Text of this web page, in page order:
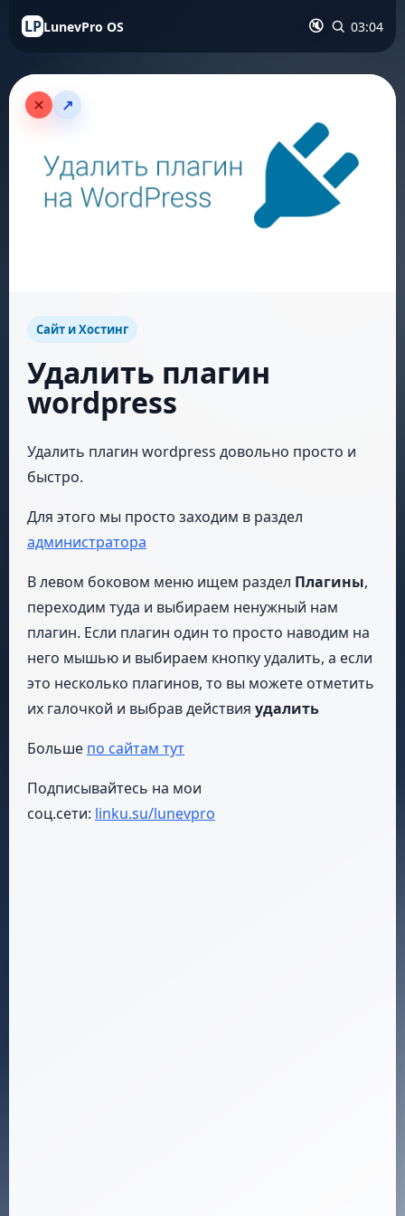
LPLunevPro OS 🔇 03:04
↗
Сайт и Хостинг
Удалить плагин
wordpress
Удалить плагин wordpress довольно просто и
быстро.
Для этого мы просто заходим в раздел
администратора
В левом боковом меню ищем раздел Плагины,
переходим туда и выбираем ненужный нам
плагин. Если плагин один то просто наводим на
него мышью и выбираем кнопку удалить, а если
это несколько плагинов, то вы можете отметить
их галочкой и выбрав действия удалить
Больше по сайтам тут
Подписывайтесь на мои
соц.сети: linku.su/lunevpro